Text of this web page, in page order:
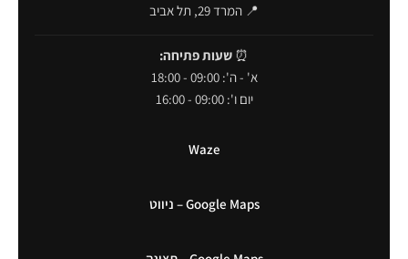
📍 המרד 29, תל אביב
⏰ שעות פתיחה:
א' - ה': 09:00 - 18:00
יום ו': 09:00 - 16:00
Waze
Google Maps – ניווט